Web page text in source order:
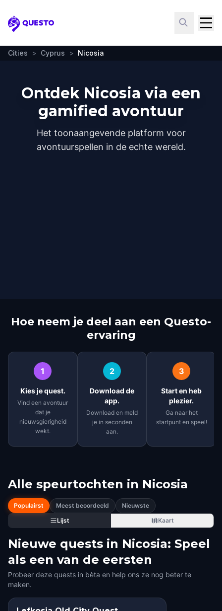
Questo
Cities > Cyprus > Nicosia
Ontdek Nicosia via een
gamified avontuur
Het toonaangevende platform voor
avontuurspellen in de echte wereld.
Hoe neem je deel aan een Questo-
ervaring
1
Kies je quest.
Vind een avontuur
dat je
nieuwsgierigheid
wekt.
2
Download de
app.
Download en meld
je in seconden
aan.
3
Start en heb
plezier.
Ga naar het
startpunt en speel!
Alle speurtochten in Nicosia
Populairst Meest beoordeeld
Nieuwste
Lijst
Kaart
Nieuwe quests in Nicosia: Speel
als een van de eersten
Probeer deze quests in bèta en help ons ze nog beter te
maken.